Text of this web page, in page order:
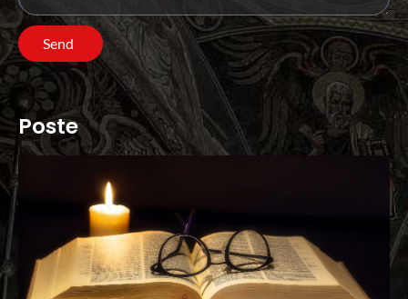
Send
Poste